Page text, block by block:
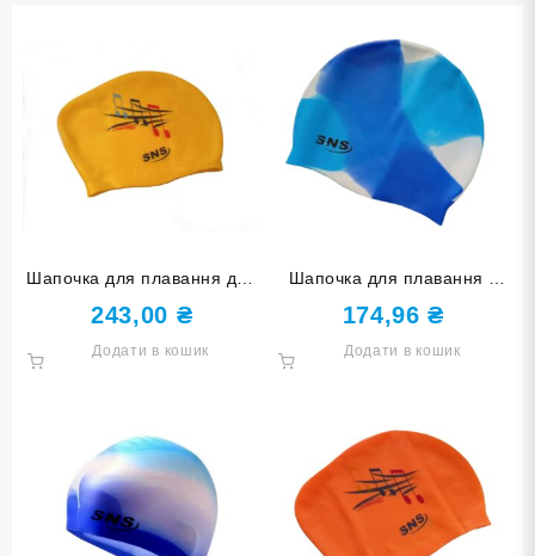
Шапочка для плавання для
довгого волосся SNS KW-
1Ж yellow music
243,00 ₴
Додати в кошик
Шапочка для плавання у
футлярі SNS мультиколір
SC-Ц6
174,96₴
Додати в кошик